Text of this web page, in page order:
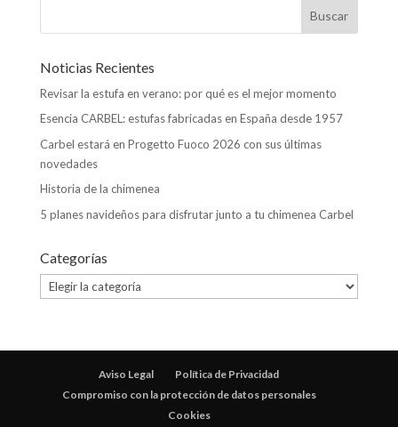
Noticias Recientes
Revisar la estufa en verano: por qué es el mejor momento
Esencia CARBEL: estufas fabricadas en España desde 1957
Carbel estará en Progetto Fuoco 2026 con sus últimas
novedades
Historia de la chimenea
5 planes navideños para disfrutar junto a tu chimenea Carbel
Categorías
Categorías
Aviso Legal
Política de Privacidad
Compromiso con la protección de datos personales
Cookies